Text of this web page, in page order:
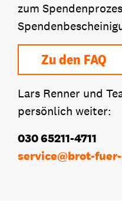
zum
Zu den FAQ
Lars Renner und
persönlich weiter:
030 65211-4711
service@brot-